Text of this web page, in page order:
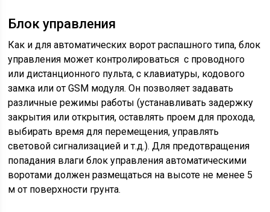
Блок управления
Как и для автоматических ворот распашного типа, блок
управления может контролироваться с проводного
или дистанционного пульта, с клавиатуры, кодового
замка или от GSM модуля. Он позволяет задавать
различные режимы работы (устанавливать задержку
закрытия или открытия, оставлять проем для прохода,
выбирать время для перемещения, управлять
световой сигнализацией и т.д.). Для предотвращения
попадания влаги блок управления автоматическими
воротами должен размещаться на высоте не менее 5
м от поверхности грунта.